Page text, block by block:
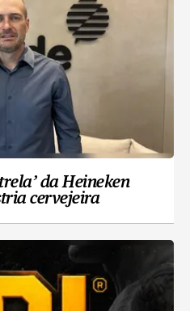
da Heineken
cervejeira